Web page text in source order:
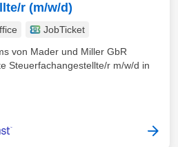
r (m/w/d)
JobTicket
von Mader und Miller GbR
Steuerfachangestellte/r m/w/d in